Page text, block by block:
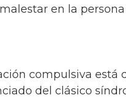
en la
compulsiva está
del clásico